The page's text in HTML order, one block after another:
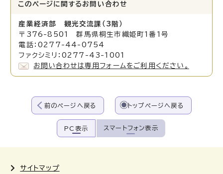
このページに関する お問い合わせ
産業経済部 観光交流課（3階）
〒376-8501 群馬県桐生市織姫町1番1号
電話：0277-44-0754
ファクシミリ：0277-43-1001
お問い合わせは専用フォームをご利用ください。
前のページへ戻る トップページへ戻る
PC表示 スマートフォン表示
サイトマップ